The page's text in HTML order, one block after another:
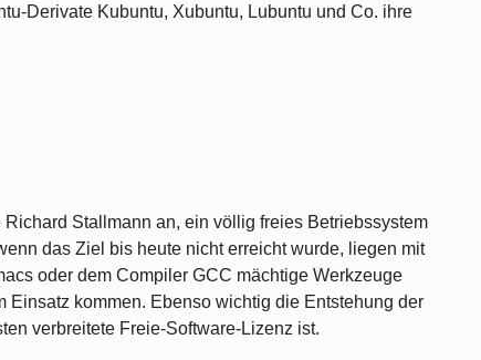
Derivate Kubuntu, Xubuntu, Lubuntu und Co. ihre
Stallmann an, ein völlig freies Betriebssystem
das Ziel bis heute nicht erreicht wurde, liegen mit
oder dem Compiler GCC mächtige Werkzeuge
Einsatz kommen. Ebenso wichtig die Entstehung der
verbreitete Freie-Software-Lizenz ist.